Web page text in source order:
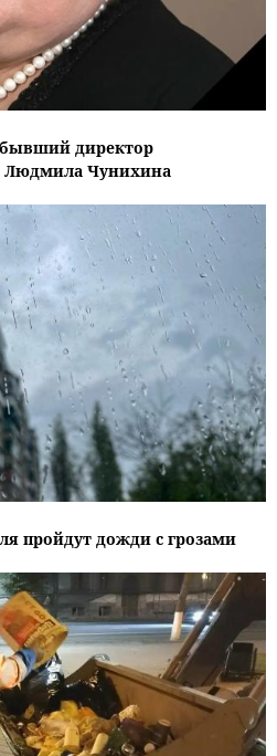
директор
Людмила Чунихина
пройдут дожди с грозами